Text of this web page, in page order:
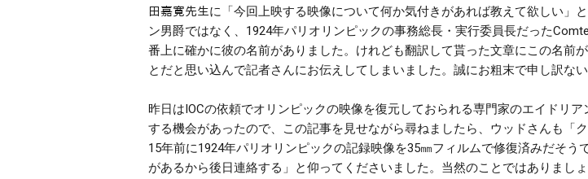
田嘉寛先生に「今回上映する映像について何か気付きがあれば教えて欲しい」
ン男爵ではなく、1924年パリオリンピックの事務総長・実行委員長だった
番上に確かに彼の名前がありました。けれども翻訳して貰った文章にこの名前
とだと思い込んで記者さんにお伝えしてしまいました。誠にお粗末で申し訳ない
昨日はIOCの依頼でオリンピックの映像を復元しておられる専門家のエイドリ
する機会があったので、この記事を見せながら尋ねましたら、ウッドさんも「
15年前に1924年パリ オリンピックの記録映像を35㎜フィルムで修復済みだそう
があるから後日連絡する」と仰ってくださいました。当然のことではありまし